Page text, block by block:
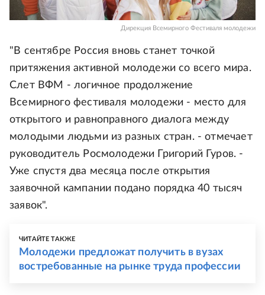
Дирекция Всемирного Фестиваля молодежи
"В сентябре Россия вновь станет точкой
притяжения активной молодежи со всего мира.
Слет ВФМ - логичное продолжение
Всемирного фестиваля молодежи - место для
открытого и равноправного диалога между
молодыми людьми из разных стран. - отмечает
руководитель Росмолодежи Григорий Гуров. -
Уже спустя два месяца после открытия
заявочной кампании подано порядка 40 тысяч
заявок".
ЧИТАЙТЕ ТАКЖЕ
Молодежи предложат получить в вузах
востребованные на рынке труда профессии